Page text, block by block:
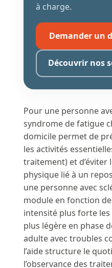
à charge.
Demander un
Découvrir nos
Pour une personne
syndrome de fatigue
domicile permet de
les activités
traitement) et
physique lié à un
une personne avec
module en fonction
intensité plus forte
plus légère en phase
adulte avec troubles
l’aide structure le
l’observance des